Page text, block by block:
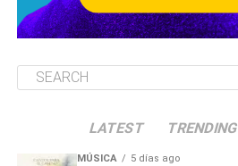
LATEST TRENDING
MÚSICA 5 días ago